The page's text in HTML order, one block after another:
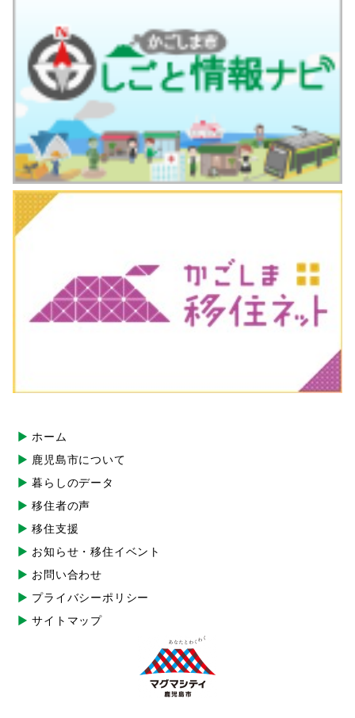
ホーム
鹿児島市について
暮らしのデータ
移住者の声
移住支援
お知らせ・移住イベント
お問い合わせ
プライバシーポリシー
サイトマップ